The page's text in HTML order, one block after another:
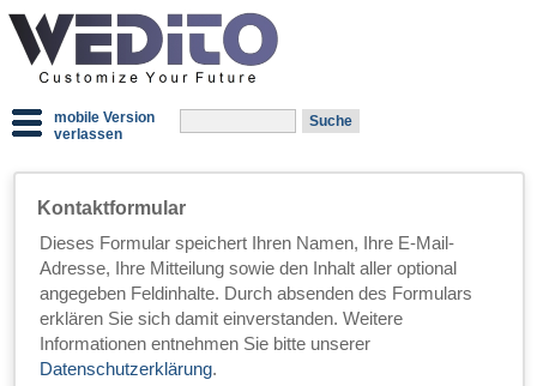
mobile Version
verlassen
Kontaktformular
Dieses Formular speichert Ihren Namen, Ihre E-Mail-
Adresse, Ihre Mitteilung sowie den Inhalt aller optional
angegeben Feldinhalte. Durch absenden des Formulars
erklären Sie sich damit einverstanden. Weitere
Informationen entnehmen Sie bitte unserer
Datenschutzerklärung.